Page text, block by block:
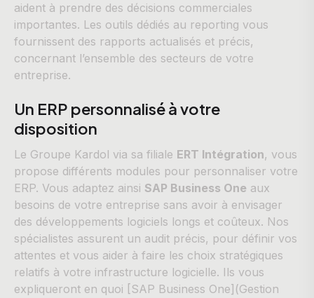
aident à prendre des décisions commerciales
importantes. Les outils dédiés au reporting vous
fournissent des rapports actualisés et précis,
concernant l’ensemble des secteurs de votre
entreprise.
Un ERP personnalisé à votre
disposition
Le Groupe Kardol via sa filiale ERT Intégration, vous
propose différents modules pour personnaliser votre
ERP. Vous adaptez ainsi SAP Business One aux
besoins de votre entreprise sans avoir à envisager
des développements logiciels longs et coûteux. Nos
spécialistes assurent un audit précis, pour définir vos
attentes et vous aider à faire les choix stratégiques
relatifs à votre infrastructure logicielle. Ils vous
expliqueront en quoi [SAP Business One](Gestion